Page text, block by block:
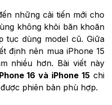
những cải tiến mới cho
không khỏi băn khoăn
tục dùng model cũ. Giữa
định nên mua iPhone 15
nhiều hơn. Bài viết này
16 và iPhone 15 chi
phiên bản phù hợp.